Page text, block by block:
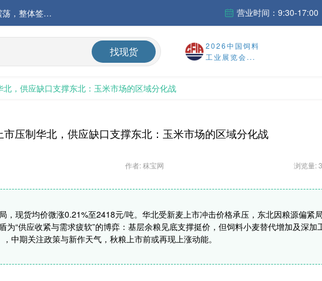
中国氨基酸市场苏氨酸价格稳定略强，其他品类稳中震荡，整体签单清淡；欧洲物流成本进一步上升
运行
务报告
营业时间：9:30-17:00
找现货
2026中国饲料
工业展览会...
北，供应缺口支撑东北：玉米市场的区域分化战
市压制华北，供应缺口支撑东北：玉米市场的区域分化战
作者: 秣宝网 浏览量:
，现货均价微涨0.21%至2418元/吨。华北受新麦上市冲击价格承压，东北因粮源偏紧
“供应收紧与需求疲软”的博弈：基层余粮见底支撑挺价，但饲料小麦替代增加及深加
中期关注政策与新作天气，秋粮上市前或再现上涨动能。